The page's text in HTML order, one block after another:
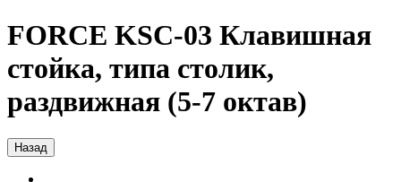
FORCE KSC-03 Клавишная
стойка, типа столик,
раздвижная (5-7 октав)
Назад